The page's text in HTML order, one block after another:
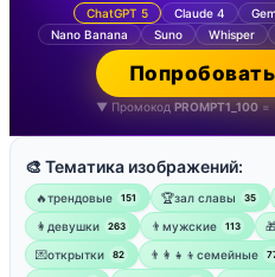
ChatGPT 5 Claude 4
Nano Banana
Suno Whisper
▼ Промокод PROMPT1_100 =
🎨 Тематика изображений:
🔥трендовые 151 🏆зал славы 35
👩девушки 263 👨мужские 113
💌открытки 82 👨‍👩‍👧‍👦семейные